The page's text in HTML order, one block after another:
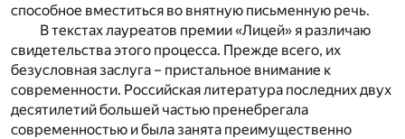
способное вместиться во внятную письменную речь.
В текстах лауреатов премии «Лицей» я различаю
свидетельства этого процесса. Прежде всего, их
безусловная заслуга – пристальное внимание к
современности. Российская литература последних двух
десятилетий большей частью пренебрегала
современностью и была занята преимущественно